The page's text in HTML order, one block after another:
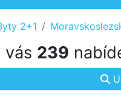
2+1
vás 239